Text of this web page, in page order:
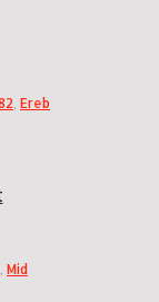
Ereb
, Mid